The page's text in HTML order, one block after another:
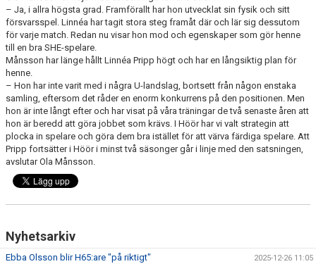
– Ja, i allra högsta grad. Framförallt har hon utvecklat sin fysik och sitt
försvarsspel. Linnéa har tagit stora steg framåt där och lär sig dessutom
för varje match. Redan nu visar hon mod och egenskaper som gör henne
till en bra SHE-spelare.
Månsson har länge hållt Linnéa Pripp högt och har en långsiktig plan för
henne.
– Hon har inte varit med i några U-landslag, bortsett från någon enstaka
samling, eftersom det råder en enorm konkurrens på den positionen. Men
hon är inte långt efter och har visat på våra träningar de två senaste åren att
hon är beredd att göra jobbet som krävs. I Höör har vi valt strategin att
plocka in spelare och göra dem bra istället för att värva färdiga spelare. Att
Pripp fortsätter i Höör i minst två säsonger går i linje med den satsningen,
avslutar Ola Månsson.
Nyhetsarkiv
Ebba Olsson blir H65:are "på riktigt" 2025-12-26 11:05